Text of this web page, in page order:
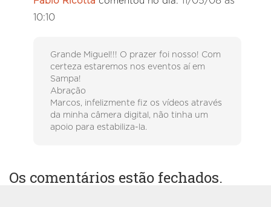
10:10
Grande Miguel!!! O prazer foi nosso! Com
certeza estaremos nos eventos aí em
Sampa!
Abração
Marcos, infelizmente fiz os vídeos através
da minha câmera digital, não tinha um
apoio para estabiliza-la.
Os comentários estão fechados.